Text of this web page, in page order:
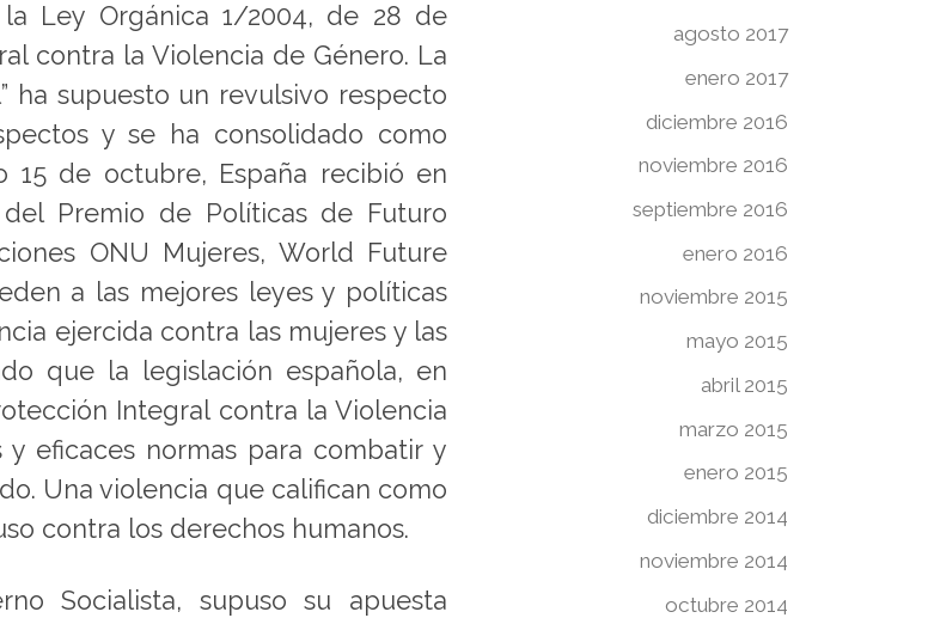
Ley Orgánica 1/2004, de 28 de
contra la Violencia de Género. La
ha supuesto un revulsivo respecto
y se ha consolidado como
15 de octubre, España recibió en
Premio de Políticas de Futuro
ONU Mujeres, World Future
a las mejores leyes y políticas
ejercida contra las mujeres y las
que la legislación española, en
Integral contra la Violencia
eficaces normas para combatir y
Una violencia que califican como
contra los derechos humanos.
Socialista, supuso su apuesta
agosto 2017
enero 2017
diciembre 2016
noviembre 2016
septiembre 2016
enero 2016
noviembre 2015
mayo 2015
abril 2015
marzo 2015
enero 2015
diciembre 2014
noviembre 2014
octubre 2014